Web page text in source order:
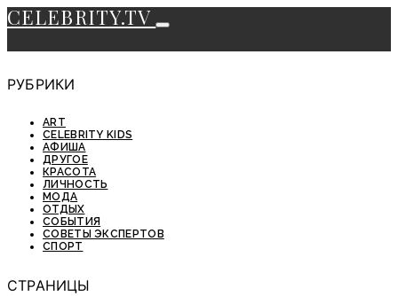
CELEBRITY.TV
РУБРИКИ
ART
CELEBRITY KIDS
АФИША
ДРУГОЕ
КРАСОТА
ЛИЧНОСТЬ
МОДА
ОТДЫХ
СОБЫТИЯ
СОВЕТЫ ЭКСПЕРТОВ
СПОРТ
СТРАНИЦЫ